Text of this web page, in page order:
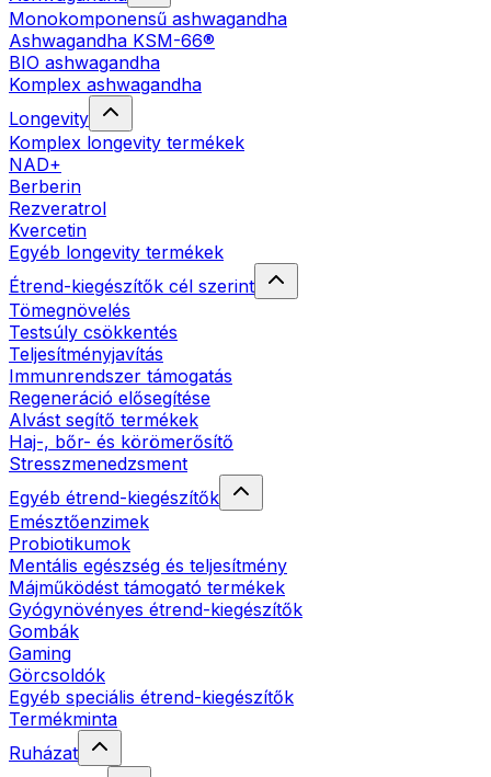
Monokomponensű ashwagandha
Ashwagandha KSM-66®
BIO ashwagandha
Komplex ashwagandha
Longevity
Komplex longevity termékek
NAD+
Berberin
Rezveratrol
Kvercetin
Egyéb longevity termékek
Étrend-kiegészítők cél szerint
Tömegnövelés
Testsúly csökkentés
Teljesítményjavítás
Immunrendszer támogatás
Regeneráció elősegítése
Alvást segítő termékek
Haj-, bőr- és körömerősítő
Stresszmenedzsment
Egyéb étrend-kiegészítők
Emésztőenzimek
Probiotikumok
Mentális egészség és teljesítmény
Májműködést támogató termékek
Gyógynövényes étrend-kiegészítők
Gombák
Gaming
Görcsoldók
Egyéb speciális étrend-kiegészítők
Termékminta
Ruházat